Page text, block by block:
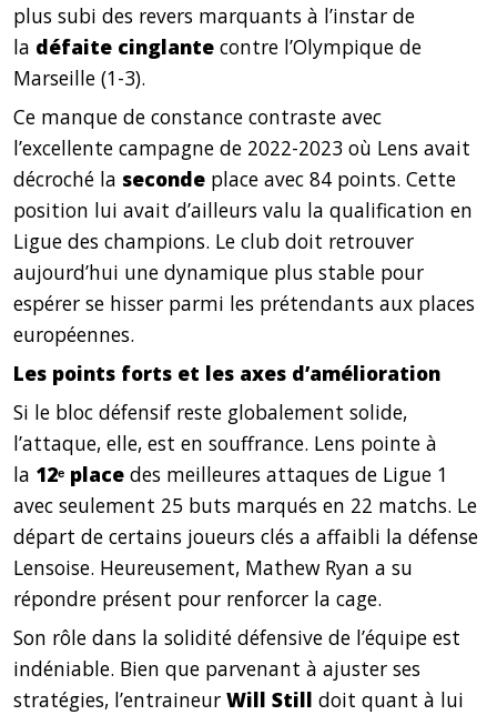
plus subi des revers marquants à l’instar de
la défaite cinglante contre l’Olympique de
Marseille (1-3).
Ce manque de constance contraste avec
l’excellente campagne de 2022-2023 où Lens avait
décroché la seconde place avec 84 points. Cette
position lui avait d’ailleurs valu la qualification en
Ligue des champions. Le club doit retrouver
aujourd’hui une dynamique plus stable pour
espérer se hisser parmi les prétendants aux places
européennes.
Les points forts et les axes d’amélioration
Si le bloc défensif reste globalement solide,
l’attaque, elle, est en souffrance. Lens pointe à
la 12ᵉ place des meilleures attaques de Ligue 1
avec seulement 25 buts marqués en 22 matchs. Le
départ de certains joueurs clés a affaibli la défense
Lensoise. Heureusement, Mathew Ryan a su
répondre présent pour renforcer la cage.
Son rôle dans la solidité défensive de l’équipe est
indéniable. Bien que parvenant à ajuster ses
stratégies, l’entraineur Will Still doit quant à lui